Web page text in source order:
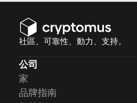
社區、可靠性、動力、支持。
公司
家
品牌指南